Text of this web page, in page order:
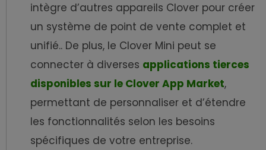
intègre d’autres appareils Clover pour créer
un système de point de vente complet et
unifié.. De plus, le Clover Mini peut se
connecter à diverses applications tierces
disponibles sur le Clover App Market,
permettant de personnaliser et d’étendre
les fonctionnalités selon les besoins
spécifiques de votre entreprise.